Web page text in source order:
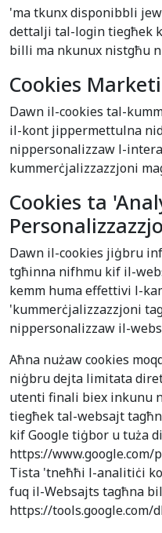
'ma tkunx disponibbli
dettalji tal-login tiegħek
billi ma nkunux nistgħu
Cookies
Dawn il-cookies tal-
il-kont jippermettulna
nippersonalizzaw l-
kummerċjalizzazzjoni
Cookies ta
Dawn il-cookies jiġbru
tgħinna nifhmu kif il-
kemm huma effettivi l-
'kummerċjalizzazzjoni
nippersonalizzaw il-
Aħna nużaw cookies
niġbru dejta limitata
utenti finali biex inkunu
tiegħek tal-websajt
kif Google tiġbor u tuża
https://
Tista 'tneħħi l-analitiċi
fuq il-Websajts tagħna
https://tools.google.com/